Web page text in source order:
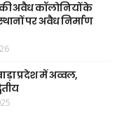
अवैध कॉलोनियों के
पर अवैध निर्माण
प्रदेश में अव्वल,